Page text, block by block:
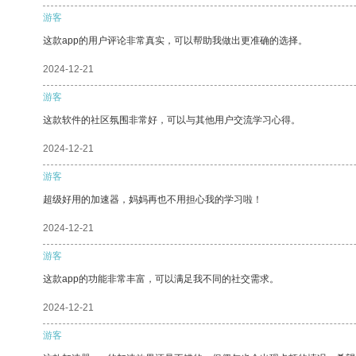
游客
这款app的用户评论非常真实，可以帮助我做出更准确的选择。
2024-12-21
游客
这款软件的社区氛围非常好，可以与其他用户交流学习心得。
2024-12-21
游客
超级好用的加速器，妈妈再也不用担心我的学习啦！
2024-12-21
游客
这款app的功能非常丰富，可以满足我不同的社交需求。
2024-12-21
游客